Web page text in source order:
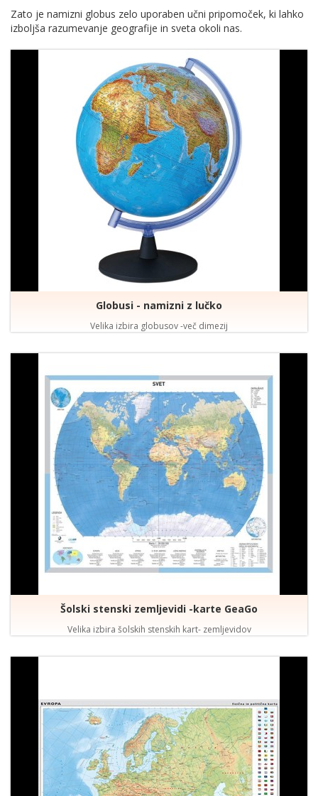
Zato je namizni globus zelo uporaben učni pripomoček, ki lahko
izboljša razumevanje geografije in sveta okoli nas.
Globusi - namizni z lučko
Velika izbira globusov -več dimezij
Šolski stenski zemljevidi -karte GeaGo
Velika izbira šolskih stenskih kart- zemljevidov